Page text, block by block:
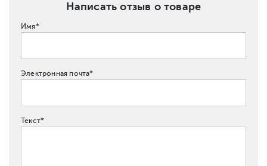
Написать отзыв о товаре
Имя*
Электронная почта*
Текст*